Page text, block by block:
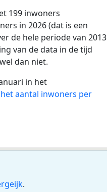
199 inwoners
in 2026 (dat is een
de hele periode van 2013
van de data in de tijd
dan niet.
in het
aantal inwoners per
.